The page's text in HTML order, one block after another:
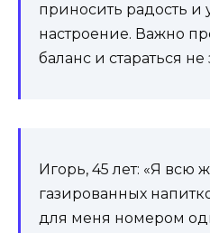
приносить радость и
настроение. Важно
баланс и стараться не
Игорь, 45 лет: «Я всю
газированных
для меня номером